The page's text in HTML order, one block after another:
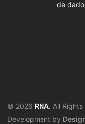
de
© 2026 RNA. All
Development by